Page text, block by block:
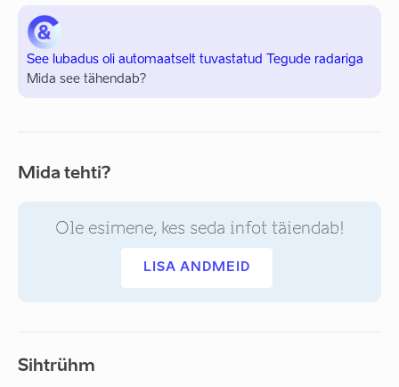
See lubadus oli automaatselt tuvastatud Tegude radariga
Mida see tähendab?
Mida tehti?
Ole esimene, kes seda infot täiendab!
LISA ANDMEID
Sihtrühm